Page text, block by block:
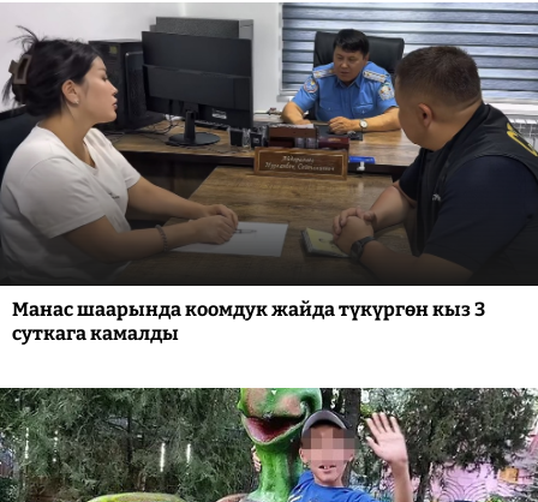
Манас шаарында коомдук жайда түкүргөн кыз 3
суткага камалды